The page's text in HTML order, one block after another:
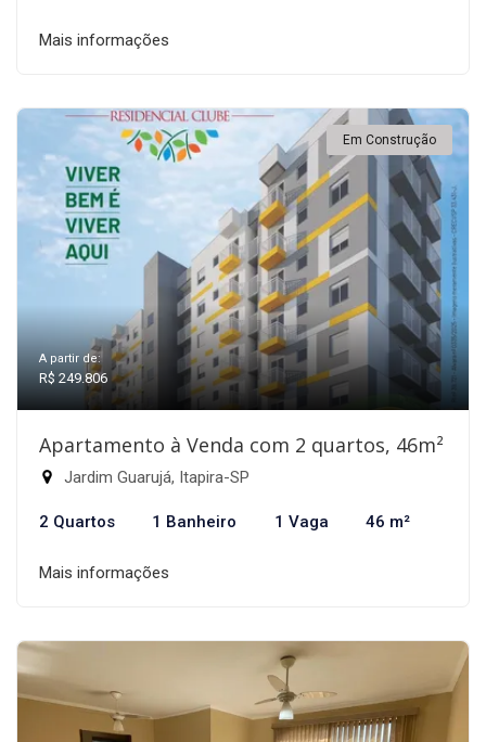
Mais informações
Em Construção
A partir de:
R$ 249.806
Apartamento à Venda com 2 quartos, 46m²
Jardim Guarujá, Itapira-SP
2 Quartos 1 Banheiro 1 Vaga 46 m²
Mais informações